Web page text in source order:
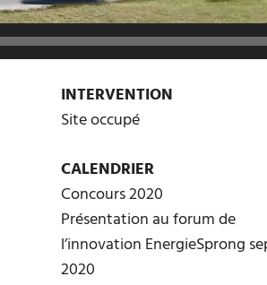
INTERVENTION
Site occupé
CALENDRIER
Concours 2020
Présentation au forum de
l’innovation EnergieSprong
2020